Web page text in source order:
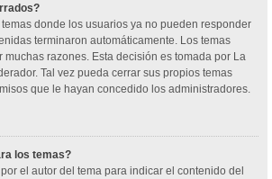
donde los usuarios ya no pueden responder
terminaron automáticamente. Los temas
muchas razones. Esta decisión es tomada por La
Tal vez pueda cerrar sus propios temas
que le hayan concedido los administradores.
los temas?
el autor del tema para indicar el contenido del